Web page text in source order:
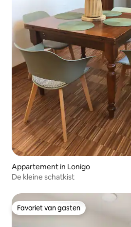
Appartement in Lonigo
De kleine schatkist
Favoriet van gasten
Favoriet van gasten